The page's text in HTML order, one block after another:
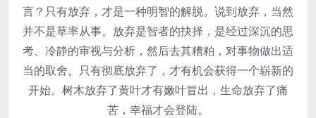
言？只有放弃，才是一种明智的解脱。说到放弃，当然
并不是草率从事。放弃是智者的抉择，是经过深沉的思
考、冷静的审视与分析，然后去其糟粕，对事物做出适
当的取舍。只有彻底放弃了，才有机会获得一个崭新的
开始。树木放弃了黄叶才有嫩叶冒出，生命放弃了痛
苦，幸福才会登陆。